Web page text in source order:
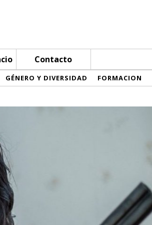
Contacto
GÉNERO Y DIVERSIDAD FORMACION